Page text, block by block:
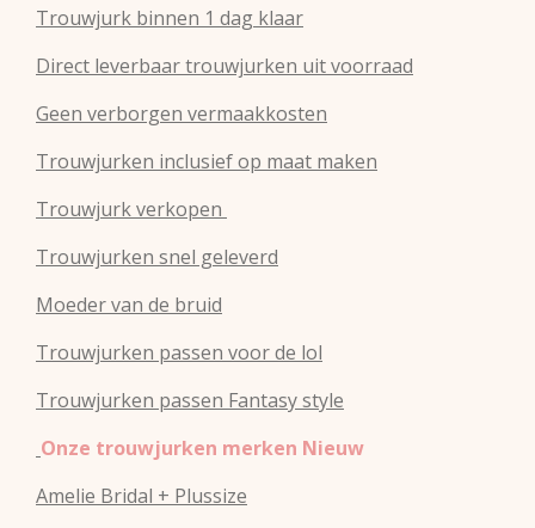
Trouwjurk binnen 1 dag klaar
Direct leverbaar trouwjurken uit voorraad
Geen verborgen vermaakkosten
Trouwjurken inclusief op maat maken
Trouwjurk verkopen
Trouwjurken snel geleverd
Moeder van de bruid
Trouwjurken passen voor de lol
Trouwjurken passen Fantasy style
Onze trouwjurken merken Nieuw
Amelie Bridal + Plussize